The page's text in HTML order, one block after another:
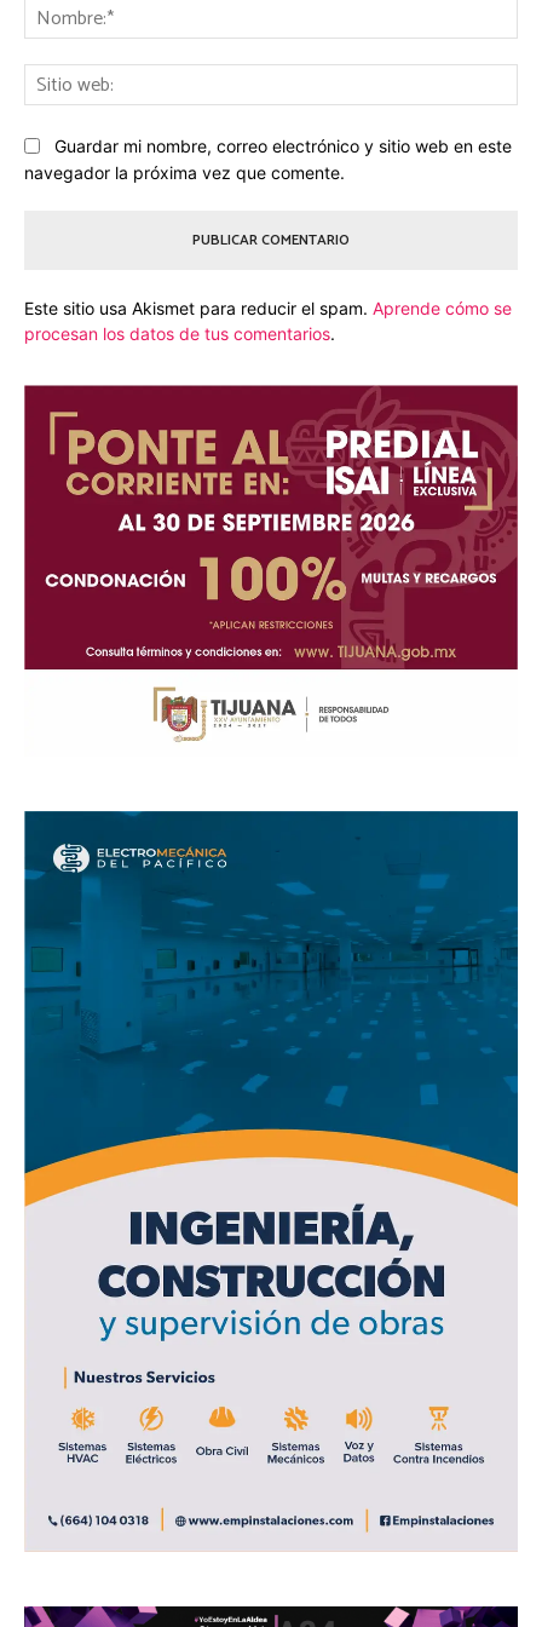
Guardar mi nombre, correo electrónico y sitio web en este
navegador la próxima vez que comente.
Este sitio usa Akismet para reducir el spam. Aprende cómo se
procesan los datos de tus comentarios.